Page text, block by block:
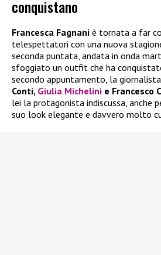
conquistano
Francesca Fagnani è tornata a far
telespettatori con una nuova
seconda puntata, andata in onda
sfoggiato un outfit che ha
secondo appuntamento, la
Conti, Giulia Michelini e Francesco
lei la protagonista indiscussa, anche
suo look elegante e davvero molto